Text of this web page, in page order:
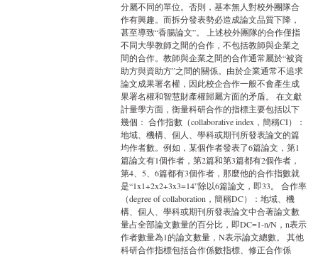
分屬不同的單位。否則，基本無人對校外團隊合
作有興趣。而拆分發表勢必造成論文品質下降，
甚至導致“香腸論文”。 上述校外團隊的合作僅指
不同大學教師之間的合作，不包括教師與企業之
間的合作。教師與企業之間的合作通常屬於“被資
助方與資助方”之間的關係。由於企業通常不追求
論文成果署名權，因此校企合作一般不會產生成
果署名權和智慧財產權歸屬方面的矛盾。 在文獻
計量學方面，衡量科研合作的指標主要包括以下
幾個： 合作指數（collaborative index，簡稱CI）：
地域、機構、個人、學科或期刊所發表論文的篇
均作者數。例如，某個作者發表了6篇論文，第1
篇論文有1個作者，第2篇和第3篇都有2個作者，
第4、5、6篇都有3個作者，那麼他的合作指數就
是“1x1+2x2+3x3=14”除以6篇論文，即33。 合作率
（degree of collaboration，簡稱DC）：地域、機
構、個人、學科或期刊所發表論文中合著論文數
量占全部論文數量的百分比，即DC=1-n/N，n表示
作者數量為1的論文數量，N表示論文總數。 其他
科研合作指標包括合作係數指標、修正合作係